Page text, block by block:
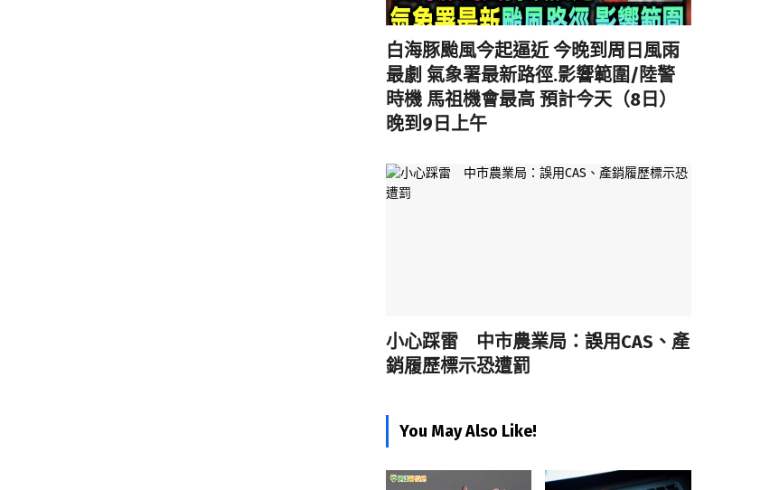
白海豚颱風今起逼近 今晚到周日風雨
最劇 氣象署最新路徑.影響範圍/陸警
時機 馬祖機會最高 預計今天（8日）
晚到9日上午
小心踩雷 中市農業局：誤用CAS、產
銷履歷標示恐遭罰
You May Also Like!